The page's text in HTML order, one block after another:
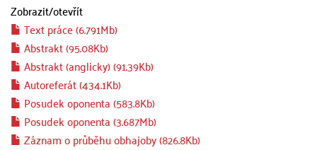
Zobrazit/otevřít
Text práce (6.791Mb)
Abstrakt (95.08Kb)
Abstrakt (anglicky) (91.39Kb)
Autoreferát (434.1Kb)
Posudek oponenta (583.8Kb)
Posudek oponenta (3.687Mb)
Záznam o průběhu obhajoby (826.8Kb)